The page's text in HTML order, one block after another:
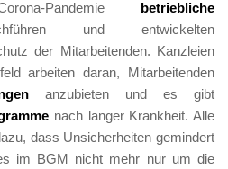
Pandemie
betriebliche
der Mitarbeitenden. Kanzleien
nach langer Krankheit. Alle
dass Unsicherheiten gemindert
im BGM nicht mehr nur um die